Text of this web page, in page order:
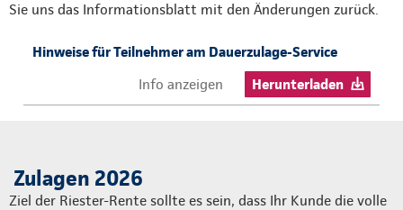
Sie uns das Informationsblatt mit den Änderungen zurück.
Hinweise für Teilnehmer am Dauerzulage-Service
Info anzeigen
Herunterladen
Zulagen 2026
Ziel der Riester-Rente sollte es sein, dass Ihr Kunde die volle